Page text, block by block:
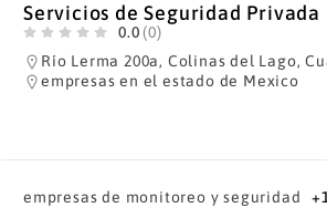
Servicios de Seguridad Privada
0.0 (0)
Río Lerma 200a, Colinas del Lago,
empresas en el estado de Mexico
empresas de monitoreo y seguridad